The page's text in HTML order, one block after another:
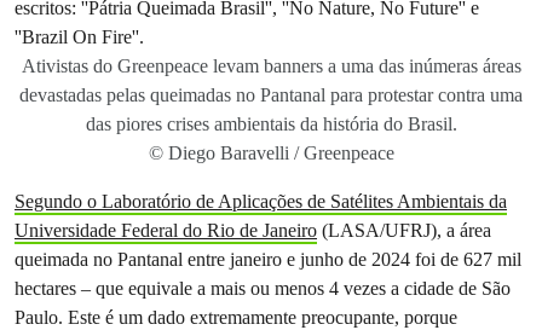
Ativistas do Greenpeace levam banners a uma das inúmeras áreas
devastadas pelas queimadas no Pantanal para protestar contra uma
das piores crises ambientais da história do Brasil.
© Diego Baravelli / Greenpeace
Segundo o Laboratório de Aplicações de Satélites Ambientais da
Universidade Federal do Rio de Janeiro (LASA/UFRJ), a área
queimada no Pantanal entre janeiro e junho de 2024 foi de 627 mil
hectares – que equivale a mais ou menos 4 vezes a cidade de São
Paulo. Este é um dado extremamente preocupante, porque